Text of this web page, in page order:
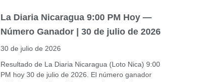
La Diaria Nicaragua 9:00 PM Hoy —
Número Ganador | 30 de julio de 2026
30 de julio de 2026
Resultado de La Diaria Nicaragua (Loto Nica) 9:00
PM hoy 30 de julio de 2026. El número ganador